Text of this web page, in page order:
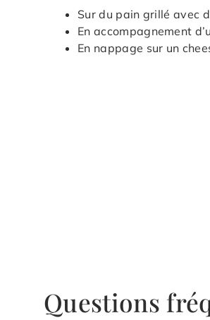
Sur du pain grillé avec
En accompagnement
En nappage sur un
Questions